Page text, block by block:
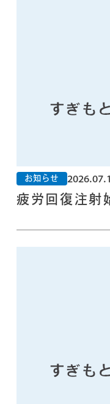
お知らせ
疲労回復注射